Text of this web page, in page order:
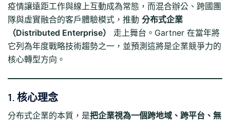
疫情讓遠距工作與線上互動成為常態，而混合辦公、跨國團
隊與虛實融合的客戶體驗模式，推動 分布式企業
（Distributed Enterprise）
走上舞台。Gartner 在當年將
它列為年度戰略技術趨勢之一，並預測這將是企業競爭力的
核心轉型方向。
1. 核心理念
分布式企業的本質，是把企業視為一個跨地域、跨平台、無